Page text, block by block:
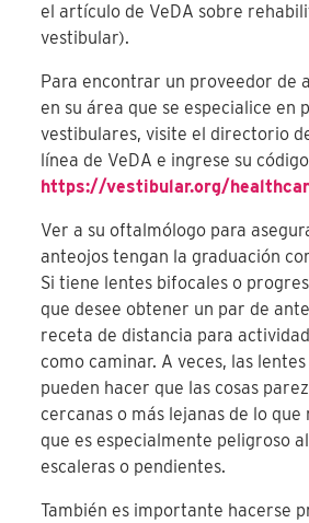
el artículo de VeDA sobre
vestibular).
Para encontrar un proveedor de
en su área que se especialice en
vestibulares, visite el directorio
línea de VeDA e ingrese su
https://vestibular.org/
Ver a su oftalmólogo para
anteojos tengan la graduación
Si tiene lentes bifocales o
que desee obtener un par de
receta de distancia para
como caminar. A veces, las
pueden hacer que las cosas
cercanas o más lejanas de lo
que es especialmente peligroso
escaleras o pendientes.
También es importante hacerse